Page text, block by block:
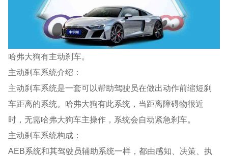
哈弗大狗有主动刹车。
主动刹车系统介绍：
主动刹车系统是一套可以帮助驾驶员在做出动作前缩短刹
车距离的系统。哈弗大狗有此系统，当距离障碍物很近
时，无需哈弗大狗车主操作，系统会自动紧急刹车。
主动刹车系统构成：
AEB系统和其驾驶员辅助系统一样，都由感知、决策、执